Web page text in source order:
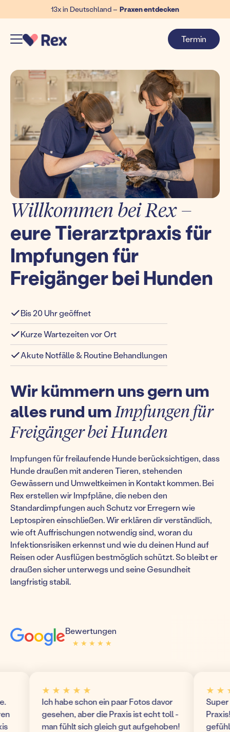
13x in Deutschland – Praxen entdecken
Termin
Willkommen bei Rex –
eure Tierarztpraxis für
Impfungen für
Freigänger bei Hunden
Bis 20 Uhr geöffnet
Kurze Wartezeiten vor Ort
Akute Notfälle & Routine Behandlungen
Wir kümmern uns gern um
alles rund umImpfungen für
Freigänger bei Hunden
Impfungen für freilaufende Hunde berücksichtigen, dass
Hunde draußen mit anderen Tieren, stehenden
Gewässern und Umweltkeimen in Kontakt kommen. Bei
Rex erstellen wir Impfpläne, die neben den
Standardimpfungen auch Schutz vor Erregern wie
Leptospiren einschließen. Wir erklären dir verständlich,
wie oft Auffrischungen notwendig sind, woran du
Infektionsrisiken erkennst und wie du deinen Hund auf
Reisen oder Ausflügen bestmöglich schützt. So bleibt er
draußen sicher unterwegs und seine Gesundheit
langfristig stabil.
Bewertungen
★ ★ ★ ★ ★
★ ★ ★ ★ ★
★ ★ ★ ★ ★
Ich habe schon ein paar Fotos davor
gesehen, aber die Praxis ist echt toll -
man fühlt sich gleich gut aufgehoben!
★ ★ ★
Super
Praxis!
gefühlt